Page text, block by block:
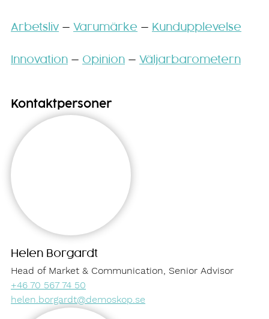
Arbetsliv — Varumärke — Kundupplevelse
Innovation — Opinion — Väljarbarometern
Kontaktpersoner
Helen Borgardt
Head of Market & Communication, Senior Advisor
+46 70 567 74 50
helen.borgardt@demoskop.se